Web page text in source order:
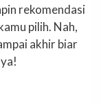
rekomendasi
pilih. Nah,
akhir biar